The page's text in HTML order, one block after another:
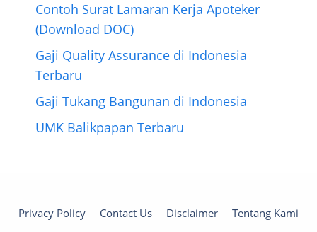
Contoh Surat Lamaran Kerja Apoteker
(Download DOC)
Gaji Quality Assurance di Indonesia
Terbaru
Gaji Tukang Bangunan di Indonesia
UMK Balikpapan Terbaru
Privacy Policy Contact Us Disclaimer
Tentang Kami